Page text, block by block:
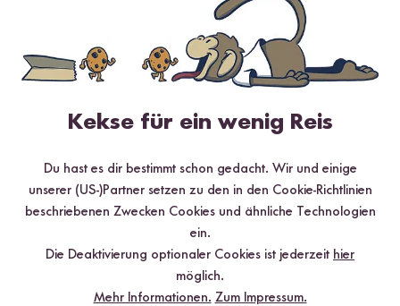
Digitales Rezeptbuch per E-Mail
✔️ 25 leckere Rezepte aus unseren bunten Kochwelten
✔️ Von Sushi über Curry bis hin zu Desserts
✔️ Inklusive Tipps & Tricks für die Zubereitung
Kekse für ein wenig Reis
Du hast es dir bestimmt schon gedacht. Wir und einige
unserer (US-)Partner setzen zu den in den Cookie-Richtlinien
beschriebenen Zwecken Cookies und ähnliche Technologien
ein.
Die Deaktivierung optionaler Cookies ist jederzeit hier
möglich.
Mehr Informationen. Zum Impressum.